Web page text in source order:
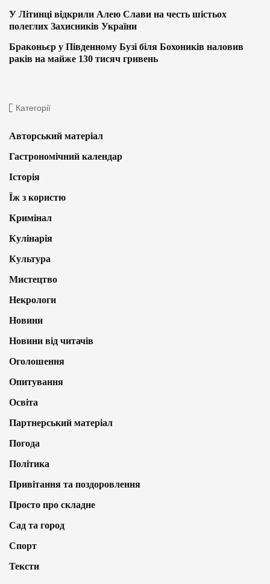
У Літинці відкрили Алею Слави на честь шістьох
полеглих Захисників України
Браконьєр у Південному Бузі біля Бохоників наловив
раків на майже 130 тисяч гривень
Категорії
Авторський матеріал
Гастрономічний календар
Історія
Їж з користю
Кримінал
Кулінарія
Культура
Мистецтво
Некрологи
Новини
Новини від читачів
Оголошення
Опитування
Освіта
Партнерський матеріал
Погода
Політика
Привітання та поздоровлення
Просто про складне
Сад та город
Спорт
Тексти